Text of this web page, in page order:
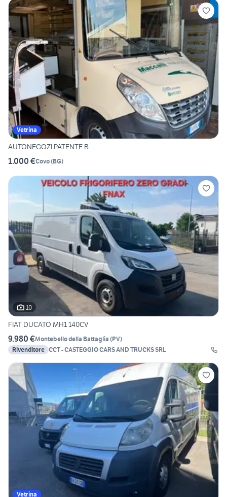
Vetrina
AUTONEGOZI PATENTE B
1.000 €Covo(BG)
10
FIAT DUCATO MH1 140CV
9.980 €Montebello della Battaglia (PV)
Rivenditore CCT - CASTEGGIO CARS AND TRUCKS SRL
Vetrina